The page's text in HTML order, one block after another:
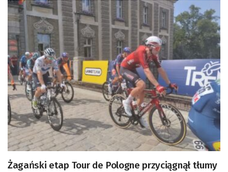
Żagański etap Tour de Pologne przyciągnął tłumy